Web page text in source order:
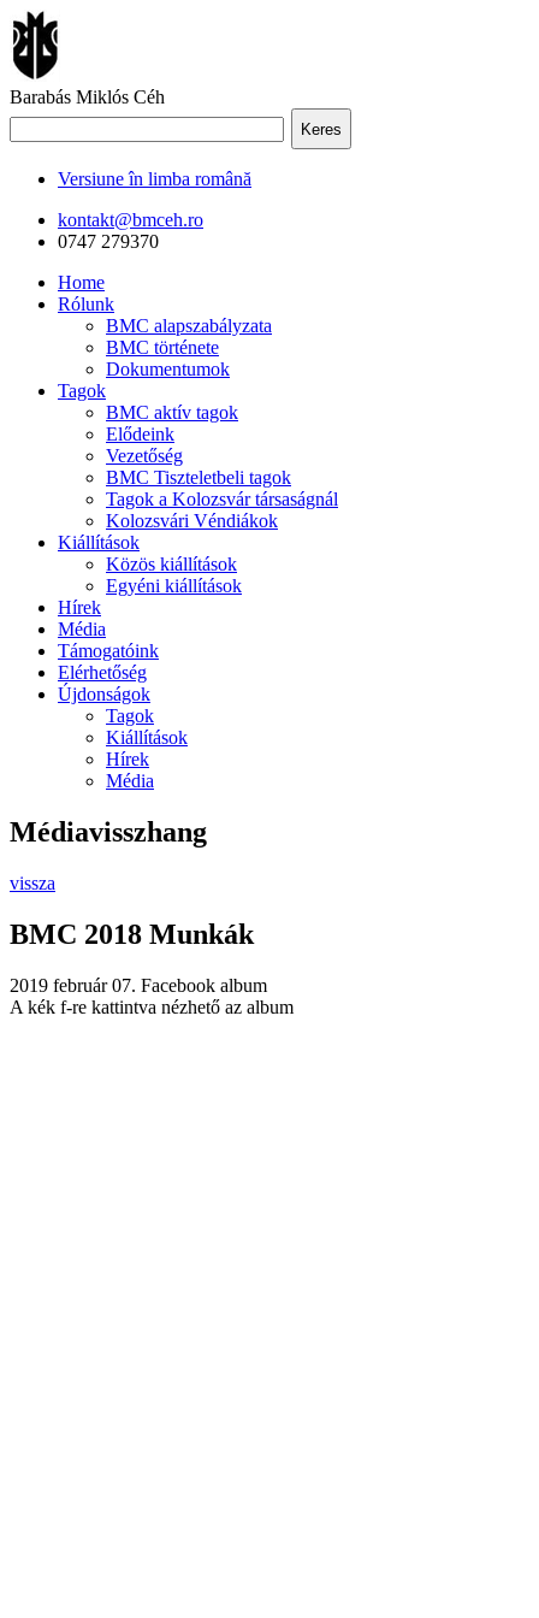
Barabás Miklós Céh
Keres
Versiune în limba română
kontakt@bmceh.ro
0747 279370
Home
Rólunk
BMC alapszabályzata
BMC története
Dokumentumok
Tagok
BMC aktív tagok
Elődeink
Vezetőség
BMC Tiszteletbeli tagok
Tagok a Kolozsvár társaságnál
Kolozsvári Véndiákok
Kiállítások
Közös kiállítások
Egyéni kiállítások
Hírek
Média
Támogatóink
Elérhetőség
Újdonságok
Tagok
Kiállítások
Hírek
Média
Médiavisszhang
vissza
BMC 2018 Munkák
2019 február 07. Facebook album
A kék f-re kattintva nézhető az album